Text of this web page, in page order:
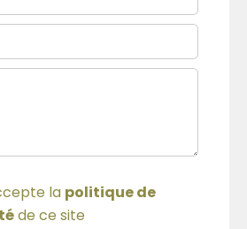
la politique de
de ce site